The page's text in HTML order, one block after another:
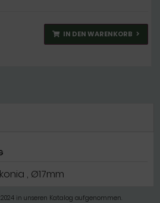
IN DEN WARENKORB
, Ø17mm
in unseren Katalog aufgenommen.